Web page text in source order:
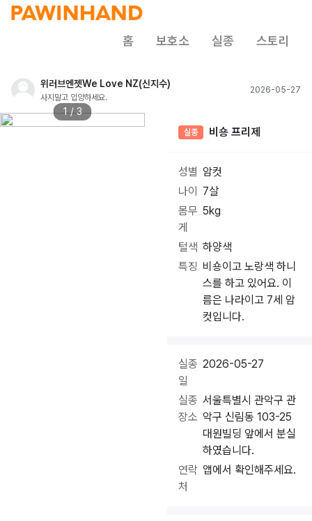
홈 보호소 실종 스토리
위러브엔젯We Love NZ(신지수)
사지말고 입양하세요.
2026-05-27
1 / 3
실종 비숑 프리제
성별 암컷
나이
7살
몸무
게
5kg
털색 하양색
특징 비숑이고 노랑색 하니
스를 하고 있어요. 이
름은 나라이고 7세 암
컷입니다.
실종
일
2026-05-27
실종
장소
서울특별시 관악구 관
악구 신림동 103-25
대원빌딩 앞에서 분실
하였습니다.
연락
처
앱에서 확인해주세요.